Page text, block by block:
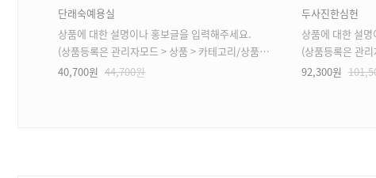
단래숙예용실
상품에 대한 설명이나 홍보글을 입력해주세요.
(상품등록은 관리자모드 > 상품 > 카테고리/상품관리 > 상품등록 가능)
44,700원
40,700원
두사진한심헌
상품에 대한 설
(상품등록은 관리자모드
92,300원